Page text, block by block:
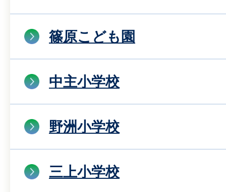
篠原こども園
中主小学校
野洲小学校
三上小学校